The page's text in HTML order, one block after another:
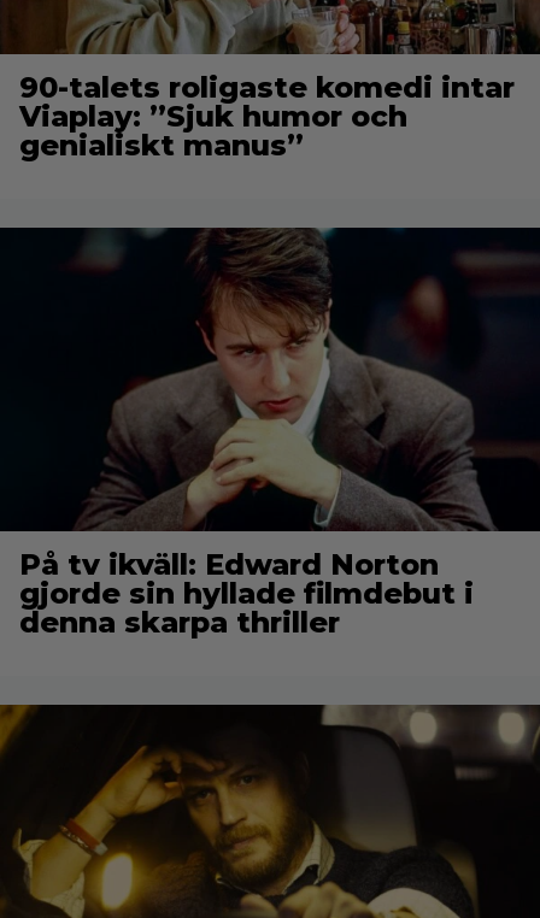
90-talets roligaste komedi intar
Viaplay: ”Sjuk humor och
genialiskt manus”
På tv ikväll: Edward Norton
gjorde sin hyllade filmdebut i
denna skarpa thriller